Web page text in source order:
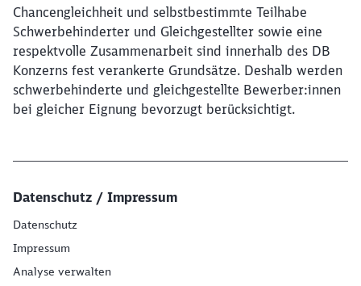
Chancengleichheit und selbstbestimmte Teilhabe
Schwerbehinderter und Gleichgestellter sowie eine
respektvolle Zusammenarbeit sind innerhalb des DB
Konzerns fest verankerte Grundsätze. Deshalb werden
schwerbehinderte und gleichgestellte Bewerber:innen
bei gleicher Eignung bevorzugt berücksichtigt.
Datenschutz / Impressum
Datenschutz
Impressum
Analyse verwalten